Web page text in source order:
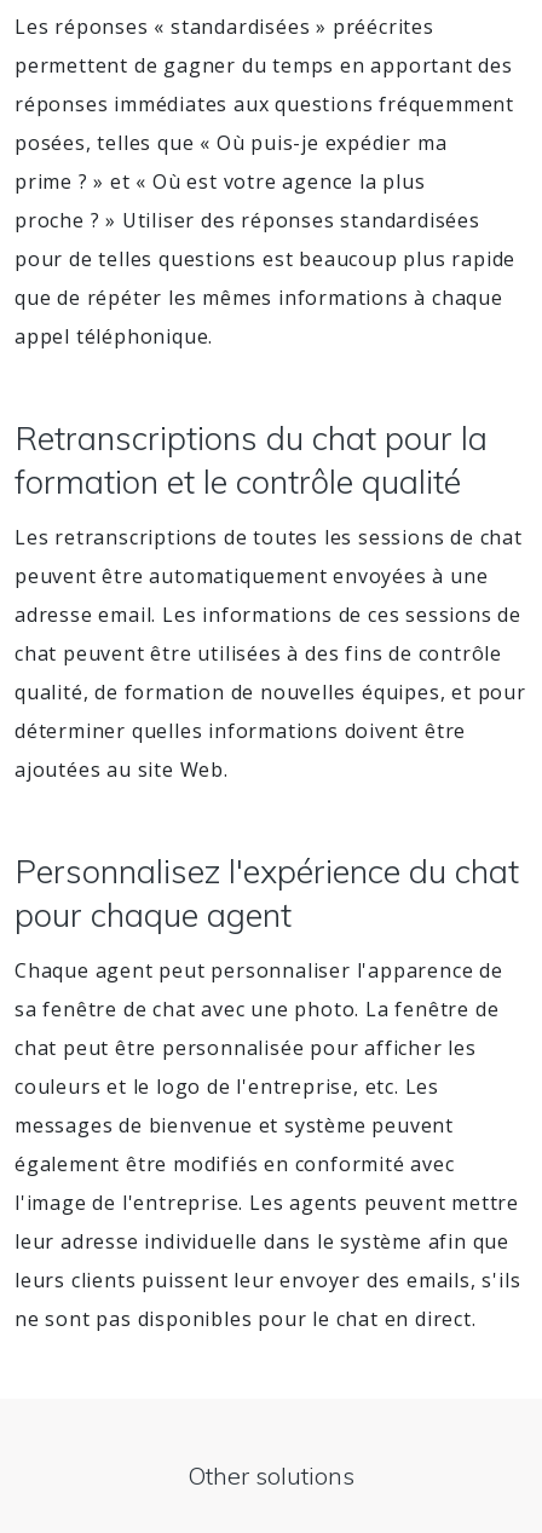
Les réponses « standardisées » préécrites
permettent de gagner du temps en apportant des
réponses immédiates aux questions fréquemment
posées, telles que « Où puis-je expédier ma
prime ? » et « Où est votre agence la plus
proche ? » Utiliser des réponses standardisées
pour de telles questions est beaucoup plus rapide
que de répéter les mêmes informations à chaque
appel téléphonique.
Retranscriptions du chat pour la
formation et le contrôle qualité
Les retranscriptions de toutes les sessions de chat
peuvent être automatiquement envoyées à une
adresse email. Les informations de ces sessions de
chat peuvent être utilisées à des fins de contrôle
qualité, de formation de nouvelles équipes, et pour
déterminer quelles informations doivent être
ajoutées au site Web.
Personnalisez l'expérience du chat
pour chaque agent
Chaque agent peut personnaliser l'apparence de
sa fenêtre de chat avec une photo. La fenêtre de
chat peut être personnalisée pour afficher les
couleurs et le logo de l'entreprise, etc. Les
messages de bienvenue et système peuvent
également être modifiés en conformité avec
l'image de l'entreprise. Les agents peuvent mettre
leur adresse individuelle dans le système afin que
leurs clients puissent leur envoyer des emails, s'ils
ne sont pas disponibles pour le chat en direct.
Other solutions